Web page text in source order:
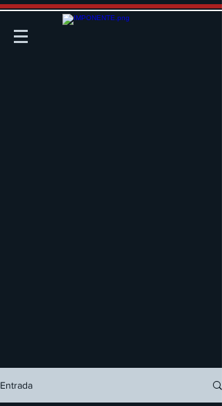
Entrada